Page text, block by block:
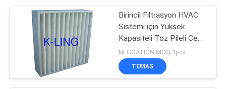
Dağıtım Kabini
139
Birincil Filtrasyon HVAC
Sistemi için Yüksek
Kapasiteli Toz Pileli Cep
Hava Filtresi
NEGOATION MOQ:1pcs
TEMAS